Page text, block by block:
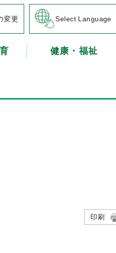
変更 Select Language
健康・福祉
印刷